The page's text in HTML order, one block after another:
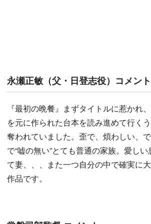
永瀬正敏（父・日登志役）コメント
『最初の晩餐』まずタイトルに惹かれ
を元に作られた台本を読み進めて行く
奪われていました。歪で、煩わしい、
で“嘘の無い”とても普通の家族。愛し
て妻、、、また一つ自分の中で確実に
作品です。